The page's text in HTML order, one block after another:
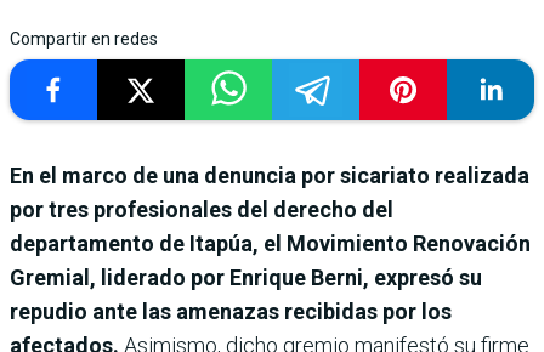
Compartir en redes
En el marco de una denuncia por sicariato realizada
por tres profesionales del derecho del
departamento de Itapúa, el Movimiento Renovación
Gremial, liderado por Enrique Berni, expresó su
repudio ante las amenazas recibidas por los
afectados. Asimismo, dicho gremio manifestó su firme